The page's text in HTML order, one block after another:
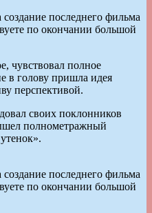
последнего фильма
по окончании большой
чувствовал полное
в голову пришла идея
перспективой.
своих поклонников
полно­метражный
последнего фильма
по окончании большой